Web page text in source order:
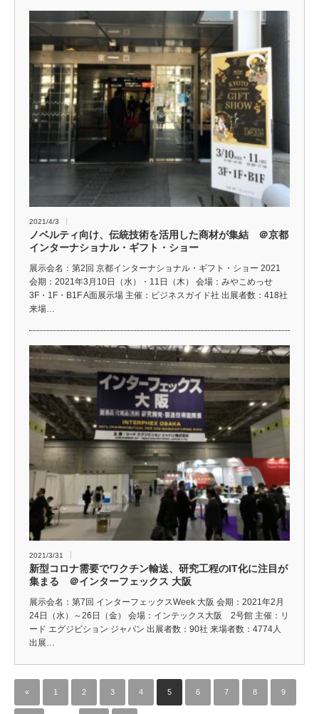
2021/4/3
ノベルティ向け、伝統技術を活用した商材が集結 ＠京都
インターナショナル・ギフト・ショー
展示会名：第2回 京都インターナショナル・ギフト・ショー 2021
会期：2021年3月10日（水）・11日（木） 会場：みやこめっせ
3F・1F・B1F A面展示場 主催：ビジネスガイド社 出展者数：418社
来場…
2021/3/31
新型コロナ需要でワクチン輸送、研究工程のIT化に注目が
集まる ＠インターフェックス 大阪
展示会名：第7回 インターフェックスWeek 大阪 会期：2021年2月
24日（水）～26日（金） 会場：インテックス大阪 2号館 主催：リ
ード エグジビション ジャパン 出展者数：90社 来場者数：4774人
出展…
« 1 2 3 4 5 6 7 8 9